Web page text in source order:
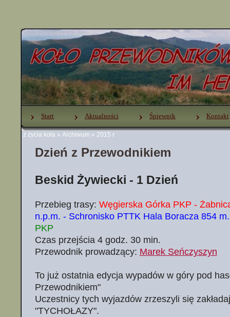
z życia koła » Archiwum » 2015 r
Start Aktualności Śpiewnik Kontakt
Dzień z Przewodnikiem
Beskid Żywiecki - 1 Dzień
Przebieg trasy: Węgierska Górka PKP -
n.p.m. - Schronisko PTTK Hala Boracza 854
PKP
Czas przejścia 4 godz. 30 min.
Przewodnik prowadzący: Marek Seńczyszyn
To już ostatnia edycja wypadów w góry pod
Przewodnikiem"
Uczestnicy tych wyjazdów zrzeszyli się
"TYCHOŁAZY".